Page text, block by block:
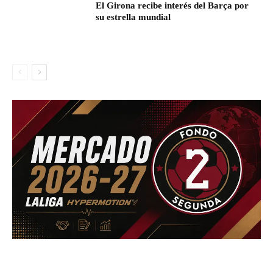
El Girona recibe interés del Barça por
su estrella mundial